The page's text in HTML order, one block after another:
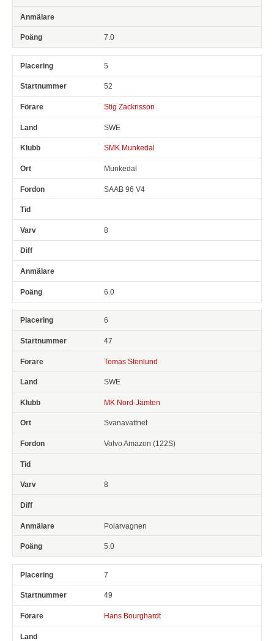
7.0
5
52
Stig Zackrisson
SWE
SMK Munkedal
Munkedal
SAAB 96 V4
8
6.0
6
47
Tomas Stenlund
SWE
MK Nord-Jämten
Svanavattnet
Volvo Amazon (122S)
8
Polarvagnen
5.0
7
49
Hans Bourghardt